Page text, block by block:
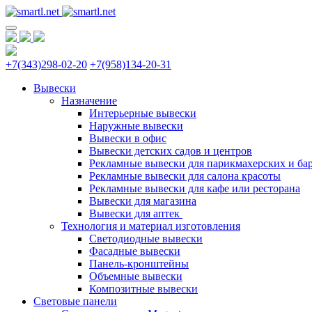
+7(343)298-02-20 +7(958)134-20-31
Вывески
Назначение
Интерьерные вывески
Наружные вывески
Вывески в офис
Вывески детских садов и центров
Рекламные вывески для парикмахерских и
Рекламные вывески для салона красоты
Рекламные вывески для кафе или ресторана
Вывески для магазина
Вывески для аптек
Технология и материал изготовления
Светодиодные вывески
Фасадные вывески
Панель-кронштейны
Объемные вывески
Композитные вывески
Световые панели